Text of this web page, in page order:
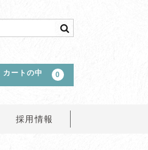
カートの中 0
採用情報